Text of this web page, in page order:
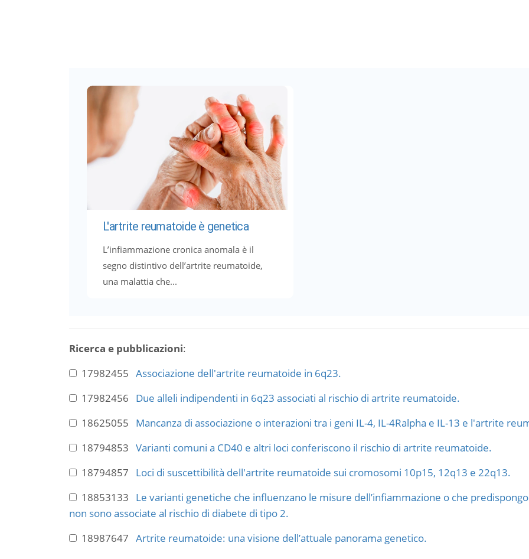
L'artrite reumatoide è genetica
L’infiammazione cronica anomala è il
segno distintivo dell’artrite reumatoide,
una malattia che...
Ricerca e pubblicazioni:
17982455 Associazione dell'artrite reumatoide in 6q23.
17982456 Due alleli indipendenti in 6q23 associati al rischio di artrite reumatoide.
18625055 Mancanza di associazione o interazioni tra i geni IL-4, IL-4Ralpha e IL-13 e l'artrite
18794853 Varianti comuni a CD40 e altri loci conferiscono il rischio di artrite reumatoide.
18794857 Loci di suscettibilità dell'artrite reumatoide sui cromosomi 10p15, 12q13 e 22q13.
18853133 Le varianti genetiche che influenzano le misure dell’infiammazione o che
non sono associate al rischio di diabete di tipo 2.
18987647 Artrite reumatoide: una visione dell’attuale panorama genetico.